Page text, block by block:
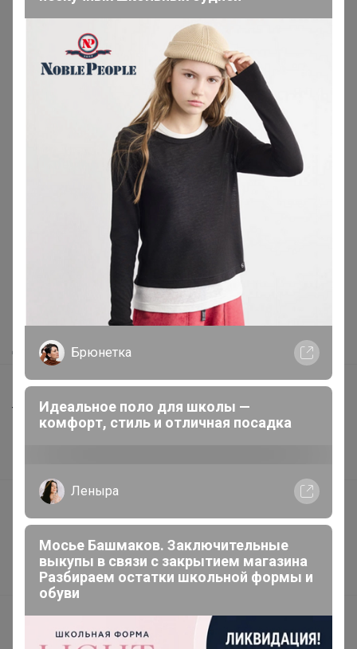
4 5
Показаны записи1-10из466
Как здесь все устроено?
Как сделать заказ?
Как получить?
Доставка
Шоурумы
Торговые марки
Подарочные сертификаты
Реклама на сайте
Поставщикам
Вакансии
support@24-ok.ru
Написать в поддержку
Брюнетка
Идеальное поло для школы —
комфорт, стиль и отличная посадка
Леныра
Мосье Башмаков. Заключительные
выкупы в связи с закрытием магазина
Разбираем остатки школьной формы и
обуви